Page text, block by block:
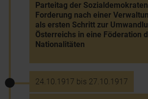
Parteitag der
Forderung nach einer
als ersten Schritt zur
Österreichs in eine Föderation
Nationalitäten
24.10.1917 bis 27.10.1917